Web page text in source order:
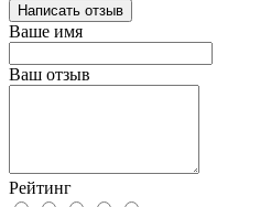
Написать отзыв
Ваше имя
Ваш отзыв
Рейтинг